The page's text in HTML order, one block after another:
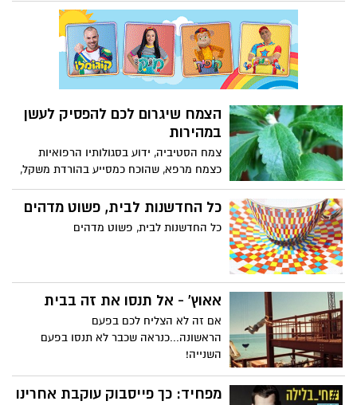
הצמח שיגרום לכם להפסיק לעשן
במהירות
צמח הסטיביה, ידוע בסגולותיו הרפואיות
כצמח מרפא, שהוכח כמסייע בהורדת משקל,
דלקות גרון, הורדת לחץ דם, עייפות כרונית,
ועוד. מלבד זאת, הוא משמש כממתיק טבעי
כל החדשנות לבית, פשוט מדהים
כל החדשנות לבית, פשוט מדהים
אאוץ' - אל תנסו את זה בבית
אם זה לא הצליח לכם בפעם
הראשונה...כנראה שכבר לא תנסו בפעם
השנייה!
מפחיד: כך פייסבוק עוקבת אחרינו